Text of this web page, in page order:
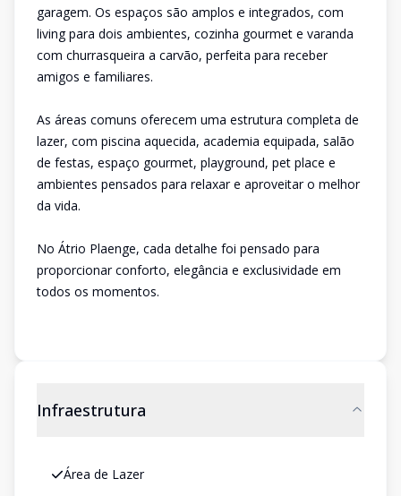
garagem. Os espaços são amplos e integrados, com
living para dois ambientes, cozinha gourmet e varanda
com churrasqueira a carvão, perfeita para receber
amigos e familiares.
As áreas comuns oferecem uma estrutura completa de
lazer, com piscina aquecida, academia equipada, salão
de festas, espaço gourmet, playground, pet place e
ambientes pensados para relaxar e aproveitar o melhor
da vida.
No Átrio Plaenge, cada detalhe foi pensado para
proporcionar conforto, elegância e exclusividade em
todos os momentos.
Infraestrutura
Área de Lazer